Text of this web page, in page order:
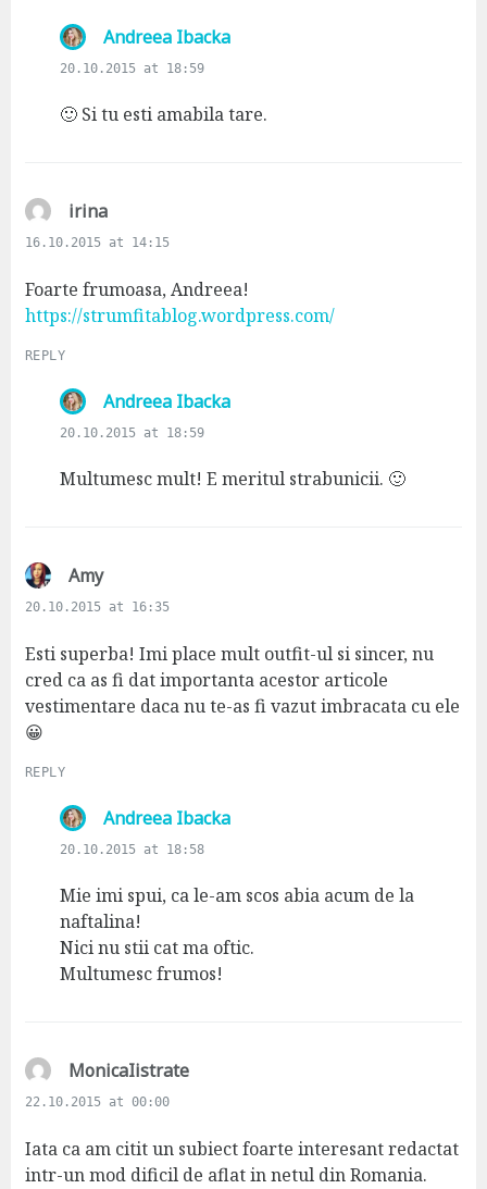
Andreea Ibackas
s
20.10.2015 at 18:59
🙂 Si tu esti amabila tare.
irinas
a
s
:
16.10.2015 at 14:15
Foarte frumoasa, Andreea!
https://strumfitablog.wordpress.com/
REPLY
Andreea Ibackas
s
20.10.2015 at 18:59
Multumesc mult! E meritul strabunicii. 🙂
Amys
a
s
:
20.10.2015 at 16:35
Esti superba! Imi place mult outfit-ul si sincer, nu
cred ca as fi dat importanta acestor articole
vestimentare daca nu te-as fi vazut imbracata cu ele
😀
REPLY
Andreea Ibackas
s
20.10.2015 at 18:58
Mie imi spui, ca le-am scos abia acum de la
naftalina!
Nici nu stii cat ma oftic.
Multumesc frumos!
MonicaIistrates
s
:
22.10.2015 at 00:00
Iata ca am citit un subiect foarte interesant redactat
intr-un mod dificil de aflat in netul din Romania.